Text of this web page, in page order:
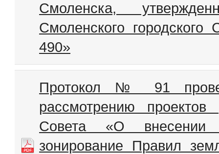
Смоленска,
Смоленского
490»
Протокол № 91
рассмотрению проектов
Совета «О внесении
зонирование Правил